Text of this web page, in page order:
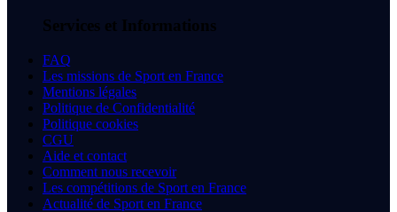
Services et Informations
FAQ
Les missions de Sport en France
Mentions légales
Politique de Confidentialité
Politique cookies
CGU
Aide et contact
Comment nous recevoir
Les compétitions de Sport en France
Actualité de Sport en France